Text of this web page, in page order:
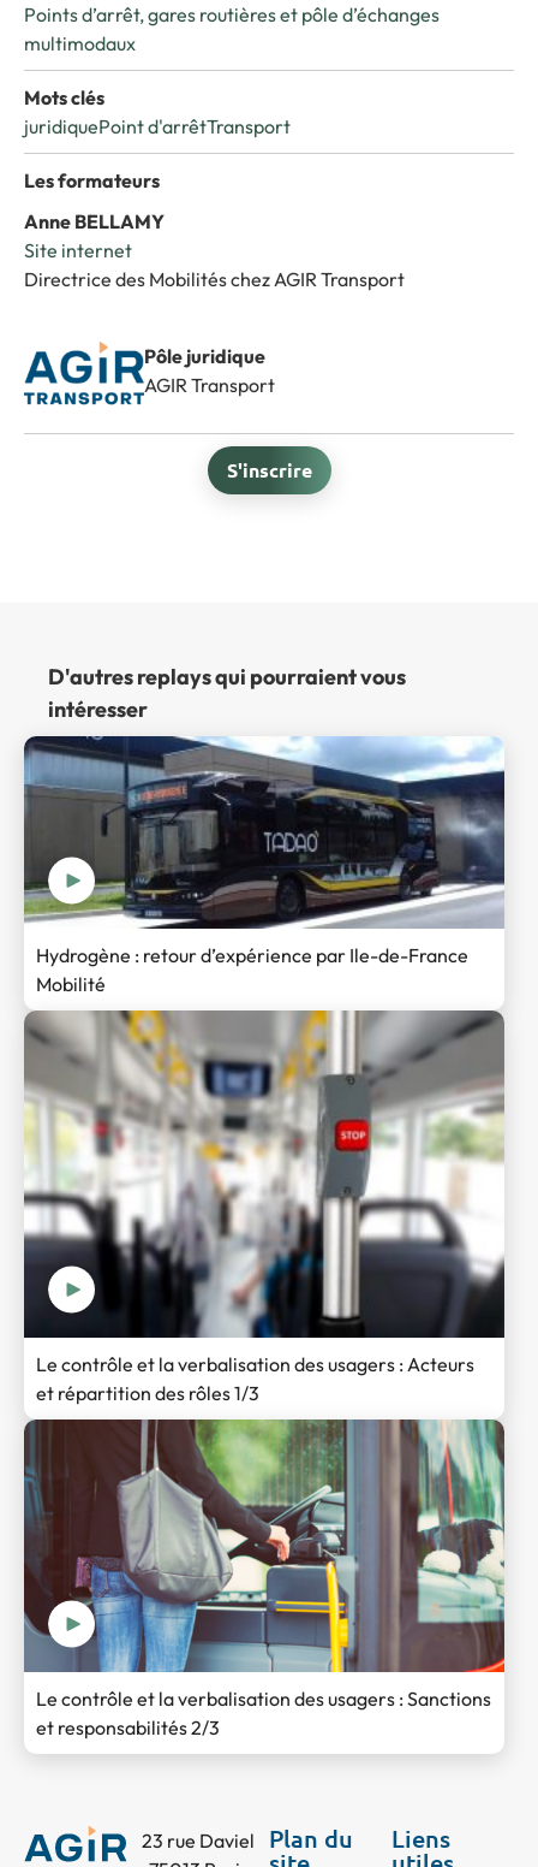
Points d’arrêt, gares routières et pôle d’échanges
multimodaux
Mots clés
juridiquePoint d'arrêtTransport
Les formateurs
Anne BELLAMY
Site internet
Directrice des Mobilités chez AGIR Transport
Pôle juridique
AGIR Transport
S'inscrire
D'autres replays qui pourraient vous
intéresser
Hydrogène : retour d’expérience par Ile-de-France
Mobilité
Le contrôle et la verbalisation des usagers : Acteurs
et répartition des rôles 1/3
Le contrôle et la verbalisation des usagers : Sanctions
et responsabilités 2/3
23 rue Daviel
Plan du Liens